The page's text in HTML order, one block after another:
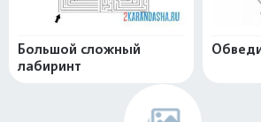
Большой сложный
лабиринт